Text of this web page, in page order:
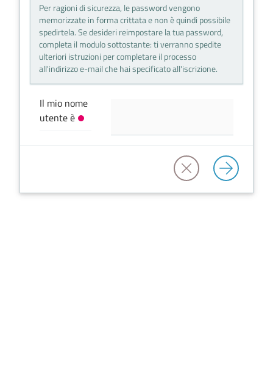
Novità
Servizi
Vivere
Castello
d'Argile
Amministrazione
Per ragioni di sicurezza, le password vengono
memorizzate in forma crittata e non è quindi possibile
spedirtela. Se desideri reimpostare la tua password,
completa il modulo sottostante: ti verranno spedite
ulteriori istruzioni per completare il processo
all'indirizzo e-mail che hai specificato all'iscrizione.
Il mio nome
utente è